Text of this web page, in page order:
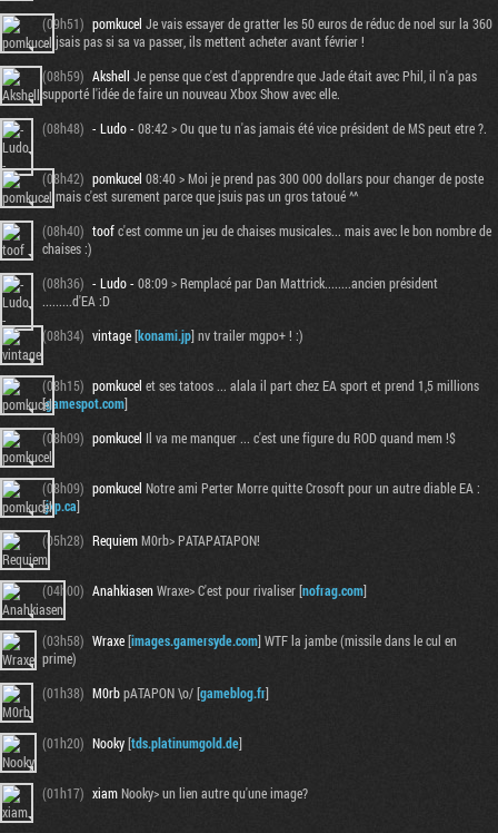
(09h51) pomkucel Je vais essayer de gratter les 50 euros de réduc de noel sur la 360
... jsais pas si sa va passer, ils mettent acheter avant février !
(08h59) Akshell Je pense que c'est d'apprendre que Jade était avec Phil, il n'a pas
supporté l'idée de faire un nouveau Xbox Show avec elle.
(08h48) - Ludo - 08:42 > Ou que tu n'as jamais été vice président de MS peut etre ?.
(08h42) pomkucel 08:40 > Moi je prend pas 300 000 dollars pour changer de poste
... mais c'est surement parce que jsuis pas un gros tatoué ^^
(08h40) toofc'est comme un jeu de chaises musicales... mais avec le bon nombre de
chaises :)
(08h36) - Ludo - 08:09 > Remplacé par Dan Mattrick........ancien président
.........d'EA :D
(08h34) vintage[konami.jp] nv trailer mgpo+ ! :)
(08h15) pomkucel et ses tatoos ... alala il part chez EA sport et prend 1,5 millions
[gamespot.com]
(08h09) pomkucel Il va me manquer ... c'est une figure du ROD quand mem !$
(08h09) pomkucel Notre ami Perter Morre quitte Crosoft pour un autre diable EA :
[jxp.ca]
(05h28) RequiemM0rb> PATAPATAPON!
(04h00) AnahkiasenWraxe> C'est pour rivaliser [nofrag.com]
(03h58) Wraxe[images.gamersyde.com] WTF la jambe (missile dans le cul en
prime)
(01h38) M0rbpATAPON \o/ [gameblog.fr]
(01h20) Nooky[tds.platinumgold.de]
(01h17) xiamNooky> un lien autre qu'une image?